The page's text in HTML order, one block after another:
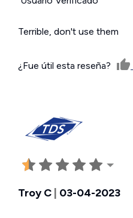
Terrible, don't use them
¿Fue útil esta reseña?
Troy C 03-04-2023